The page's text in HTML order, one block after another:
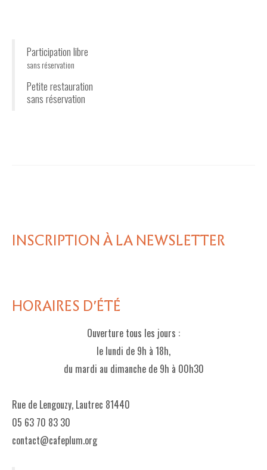
Participation libre
sans réservation
Petite restauration
sans réservation
INSCRIPTION À LA NEWSLETTER
HORAIRES D'ÉTÉ
Ouverture tous les jours :
le lundi de 9h à 18h,
du mardi au dimanche de 9h à 00h30
Rue de Lengouzy, Lautrec 81440
05 63 70 83 30
contact@cafeplum.org